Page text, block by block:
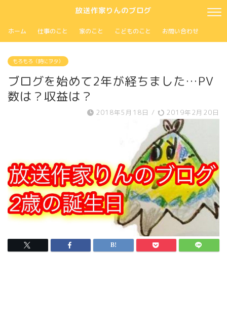
放送作家りんのブログ
ホーム 仕事のこと 家のこと こどものこと お問い合わせ
もろもろ（時にヲタ）
ブログを始めて2年が経ちました…PV
数は？収益は？
2018年5月18日 / 2019年2月20日